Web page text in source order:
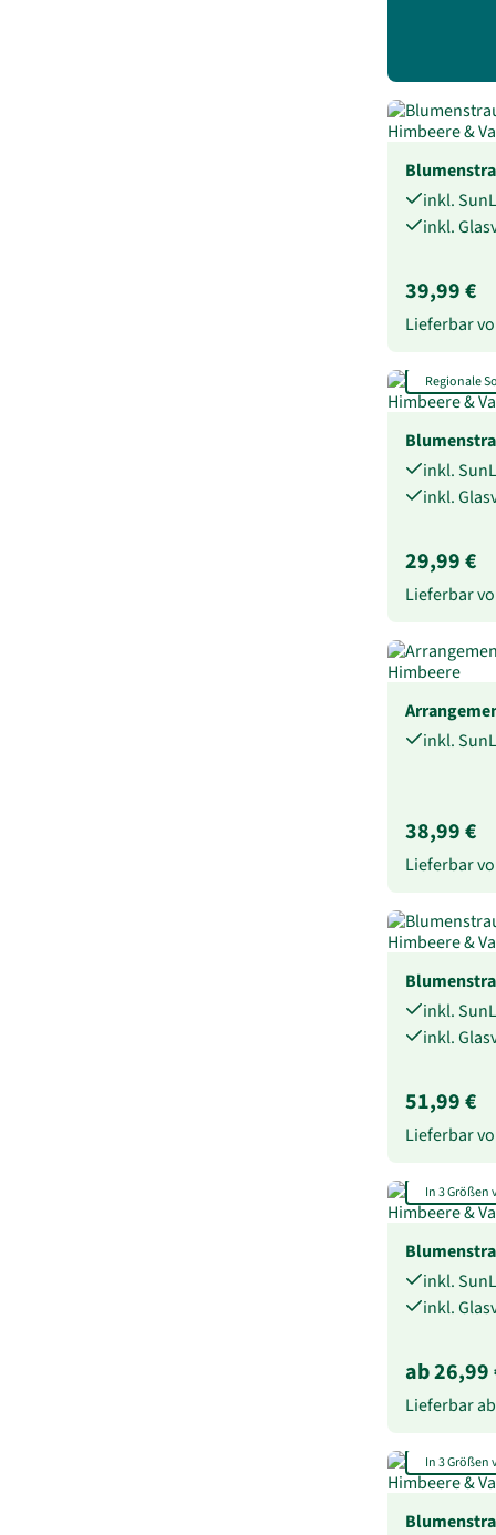
inkl.
inkl.
39,99 €
Lieferbar
Regionale
inkl.
inkl.
29,99 €
Lieferbar
inkl.
38,99 €
Lieferbar
inkl.
inkl.
51,99 €
Lieferbar
In 3 Größen
inkl.
inkl.
ab 26,99
Lieferbar ab
In 3 Größen